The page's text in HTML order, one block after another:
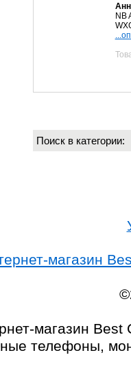
NB
Поиск в
магазин
магазин Best
телефоны,